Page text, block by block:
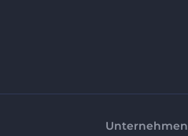
Unternehmen